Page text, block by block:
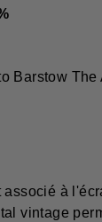
Barstow The
à
vintage